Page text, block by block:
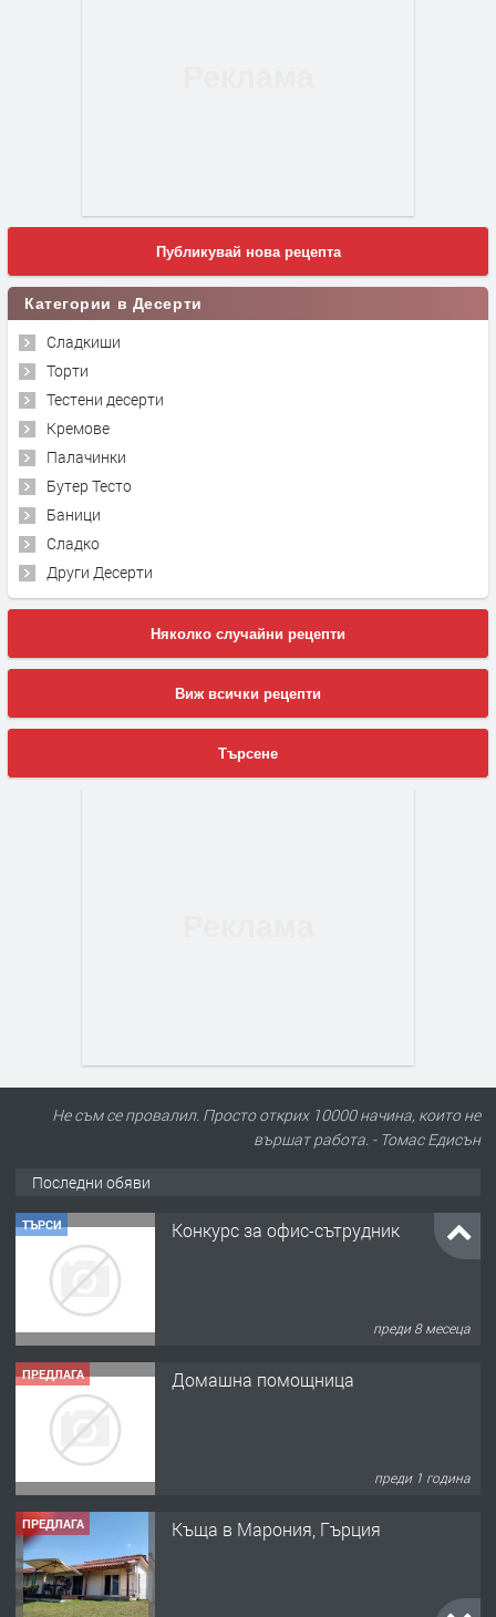
Публикувай нова рецепта
Категории в Десерти
Сладкиши
Торти
Тестени десерти
Кремове
Палачинки
Бутер Тесто
Баници
Сладко
Други Десерти
Няколко случайни рецепти
Виж всички рецепти
Търсене
Не съм се провалил. Просто открих 10000 начина, които не
вършат работа. - Томас Едисън
Последни обяви
ТЪРСИ Конкурс за офис-сътрудник
преди 8 месеца
ПРЕДЛАГА Домашна помощница
преди 1 година
ПРЕДЛАГА Къща в Марония, Гърция